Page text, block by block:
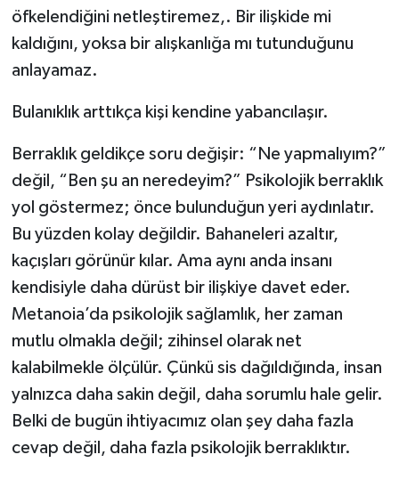
öfkelendiğini netleştiremez,. Bir ilişkide mi
kaldığını, yoksa bir alışkanlığa mı tutunduğunu
anlayamaz.
Bulanıklık arttıkça kişi kendine yabancılaşır.
Berraklık geldikçe soru değişir: “Ne yapmalıyım?”
değil, “Ben şu an neredeyim?” Psikolojik berraklık
yol göstermez; önce bulunduğun yeri aydınlatır.
Bu yüzden kolay değildir. Bahaneleri azaltır,
kaçışları görünür kılar. Ama aynı anda insanı
kendisiyle daha dürüst bir ilişkiye davet eder.
Metanoia’da psikolojik sağlamlık, her zaman
mutlu olmakla değil; zihinsel olarak net
kalabilmekle ölçülür. Çünkü sis dağıldığında, insan
yalnızca daha sakin değil, daha sorumlu hale gelir.
Belki de bugün ihtiyacımız olan şey daha fazla
cevap değil, daha fazla psikolojik berraklıktır.